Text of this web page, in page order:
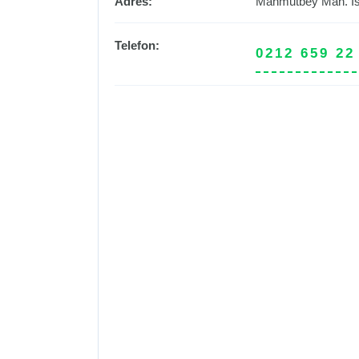
Telefon:
0212 659 22